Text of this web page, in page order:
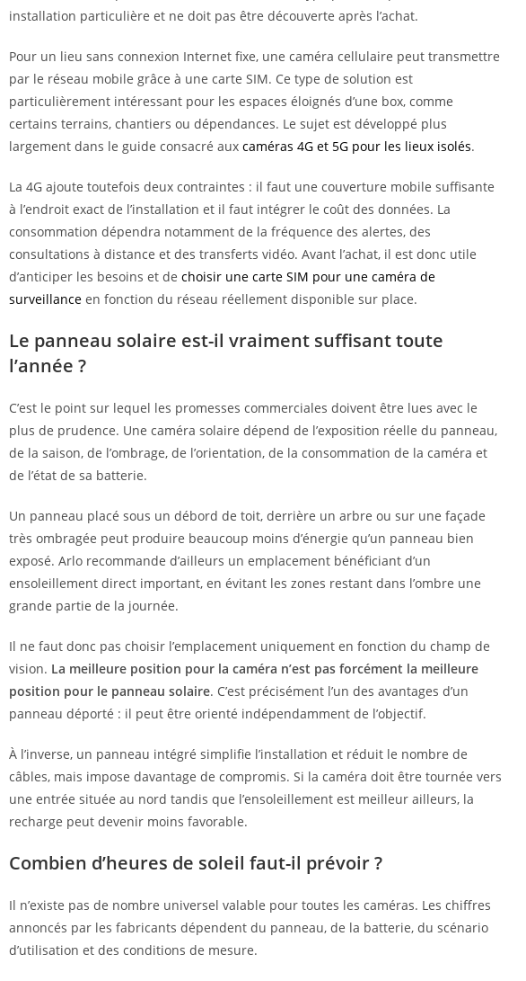
installation particulière et ne doit pas être découverte après l’achat.
Pour un lieu sans connexion Internet fixe, une caméra cellulaire peut transmettre
par le réseau mobile grâce à une carte SIM. Ce type de solution est
particulièrement intéressant pour les espaces éloignés d’une box, comme
certains terrains, chantiers ou dépendances. Le sujet est développé plus
largement dans le guide consacré aux caméras 4G et 5G pour les lieux isolés.
La 4G ajoute toutefois deux contraintes : il faut une couverture mobile suffisante
à l’endroit exact de l’installation et il faut intégrer le coût des données. La
consommation dépendra notamment de la fréquence des alertes, des
consultations à distance et des transferts vidéo. Avant l’achat, il est donc utile
d’anticiper les besoins et de choisir une carte SIM pour une caméra de
surveillance en fonction du réseau réellement disponible sur place.
Le panneau solaire est-il vraiment suffisant toute
l’année ?
C’est le point sur lequel les promesses commerciales doivent être lues avec le
plus de prudence. Une caméra solaire dépend de l’exposition réelle du panneau,
de la saison, de l’ombrage, de l’orientation, de la consommation de la caméra et
de l’état de sa batterie.
Un panneau placé sous un débord de toit, derrière un arbre ou sur une façade
très ombragée peut produire beaucoup moins d’énergie qu’un panneau bien
exposé. Arlo recommande d’ailleurs un emplacement bénéficiant d’un
ensoleillement direct important, en évitant les zones restant dans l’ombre une
grande partie de la journée.
Il ne faut donc pas choisir l’emplacement uniquement en fonction du champ de
vision. La meilleure position pour la caméra n’est pas forcément la meilleure
position pour le panneau solaire. C’est précisément l’un des avantages d’un
panneau déporté : il peut être orienté indépendamment de l’objectif.
À l’inverse, un panneau intégré simplifie l’installation et réduit le nombre de
câbles, mais impose davantage de compromis. Si la caméra doit être tournée vers
une entrée située au nord tandis que l’ensoleillement est meilleur ailleurs, la
recharge peut devenir moins favorable.
Combien d’heures de soleil faut-il prévoir ?
Il n’existe pas de nombre universel valable pour toutes les caméras. Les chiffres
annoncés par les fabricants dépendent du panneau, de la batterie, du scénario
d’utilisation et des conditions de mesure.